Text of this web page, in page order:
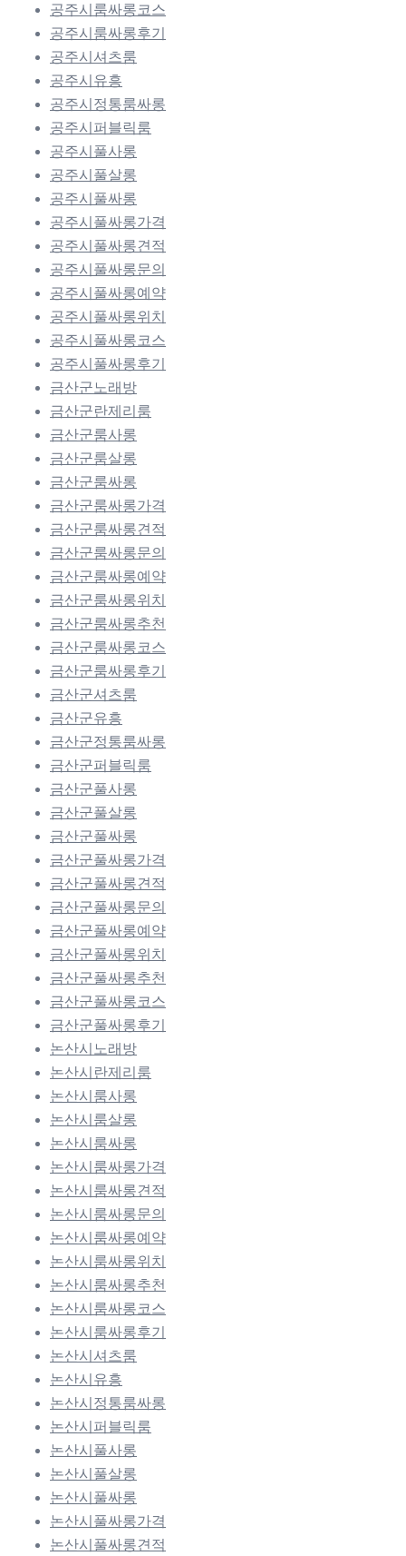
공주시룸싸롱코스
공주시룸싸롱후기
공주시셔츠룸
공주시유흥
공주시정통룸싸롱
공주시퍼블릭룸
공주시풀사롱
공주시풀살롱
공주시풀싸롱
공주시풀싸롱가격
공주시풀싸롱견적
공주시풀싸롱문의
공주시풀싸롱예약
공주시풀싸롱위치
공주시풀싸롱코스
공주시풀싸롱후기
금산군노래방
금산군란제리룸
금산군룸사롱
금산군룸살롱
금산군룸싸롱
금산군룸싸롱가격
금산군룸싸롱견적
금산군룸싸롱문의
금산군룸싸롱예약
금산군룸싸롱위치
금산군룸싸롱추천
금산군룸싸롱코스
금산군룸싸롱후기
금산군셔츠룸
금산군유흥
금산군정통룸싸롱
금산군퍼블릭룸
금산군풀사롱
금산군풀살롱
금산군풀싸롱
금산군풀싸롱가격
금산군풀싸롱견적
금산군풀싸롱문의
금산군풀싸롱예약
금산군풀싸롱위치
금산군풀싸롱추천
금산군풀싸롱코스
금산군풀싸롱후기
논산시노래방
논산시란제리룸
논산시룸사롱
논산시룸살롱
논산시룸싸롱
논산시룸싸롱가격
논산시룸싸롱견적
논산시룸싸롱문의
논산시룸싸롱예약
논산시룸싸롱위치
논산시룸싸롱추천
논산시룸싸롱코스
논산시룸싸롱후기
논산시셔츠룸
논산시유흥
논산시정통룸싸롱
논산시퍼블릭룸
논산시풀사롱
논산시풀살롱
논산시풀싸롱
논산시풀싸롱가격
논산시풀싸롱견적